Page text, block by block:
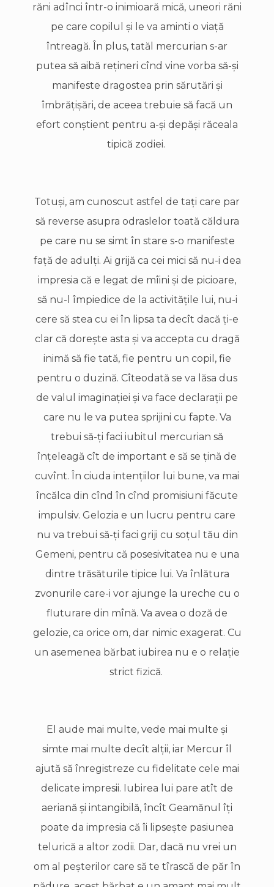
răni adînci într-o inimioară mică, uneori răni
pe care copilul şi le va aminti o viaţă
întreagă. În plus, tatăl mercurian s-ar
putea să aibă reţineri cînd vine vorba să-şi
manifeste dragostea prin sărutări şi
îmbrăţişări, de aceea trebuie să facă un
efort conştient pentru a-şi depăşi răceala
tipică zodiei.
Totuşi, am cunoscut astfel de taţi care par
să reverse asupra odraslelor toată căldura
pe care nu se simt în stare s-o manifeste
faţă de adulţi. Ai grijă ca cei mici să nu-i dea
impresia că e legat de mîini şi de picioare,
să nu-l împiedice de la activităţile lui, nu-i
cere să stea cu ei în lipsa ta decît dacă ţi-e
clar că doreşte asta şi va accepta cu dragă
inimă să fie tată, fie pentru un copil, fie
pentru o duzină. Cîteodată se va lăsa dus
de valul imaginaţiei şi va face declaraţii pe
care nu le va putea sprijini cu fapte. Va
trebui să-ţi faci iubitul mercurian să
înţeleagă cît de important e să se ţină de
cuvînt. În ciuda intenţiilor lui bune, va mai
încălca din cînd în cînd promisiuni făcute
impulsiv. Gelozia e un lucru pentru care
nu va trebui să-ţi faci griji cu soţul tău din
Gemeni, pentru că posesivitatea nu e una
dintre trăsăturile tipice lui. Va înlătura
zvonurile care-i vor ajunge la ureche cu o
fluturare din mînă. Va avea o doză de
gelozie, ca orice om, dar nimic exagerat. Cu
un asemenea bărbat iubirea nu e o relaţie
strict fizică.
El aude mai multe, vede mai multe şi
simte mai multe decît alţii, iar Mercur îl
ajută să înregistreze cu fidelitate cele mai
delicate impresii. Iubirea lui pare atît de
aeriană şi intangibilă, încît Geamănul îţi
poate da impresia că îi lipseşte pasiunea
telurică a altor zodii. Dar, dacă nu vrei un
om al peşterilor care să te tîrască de păr în